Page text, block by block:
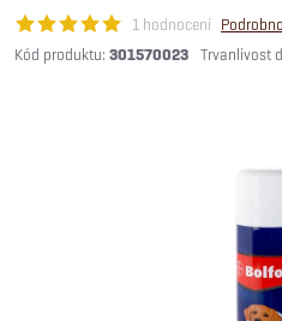
1 hodnocení
Kód produktu: 301570023